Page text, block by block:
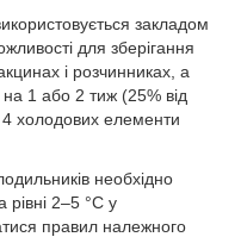
закладом
для зберігання
і розчинниках, а
на 1 або 2 тиж (25% від
холодових елементи
необхідно
2–5 °C у
правил належного